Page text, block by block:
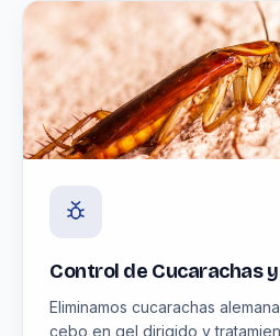
Control de Cucarachas
Eliminamos cucarachas
cebo en gel dirigido y